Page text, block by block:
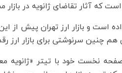
که آثار تقاضای ژانویه در
است و بازار ارز تهران پیش از
9 دی 1393، در مطلبی که در صفحه نخست خود با تیتر